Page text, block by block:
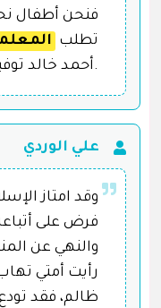
فنحن أطفال
تطلب
.أحمد خالد
علي الوردي
وقد امتاز
فرض على
والنهي عن
رأيت أمتي
ظالم، فقد